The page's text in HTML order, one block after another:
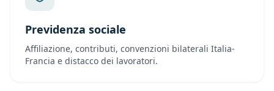
Previdenza sociale
Affiliazione, contributi, convenzioni bilaterali Italia-
Francia e distacco dei lavoratori.